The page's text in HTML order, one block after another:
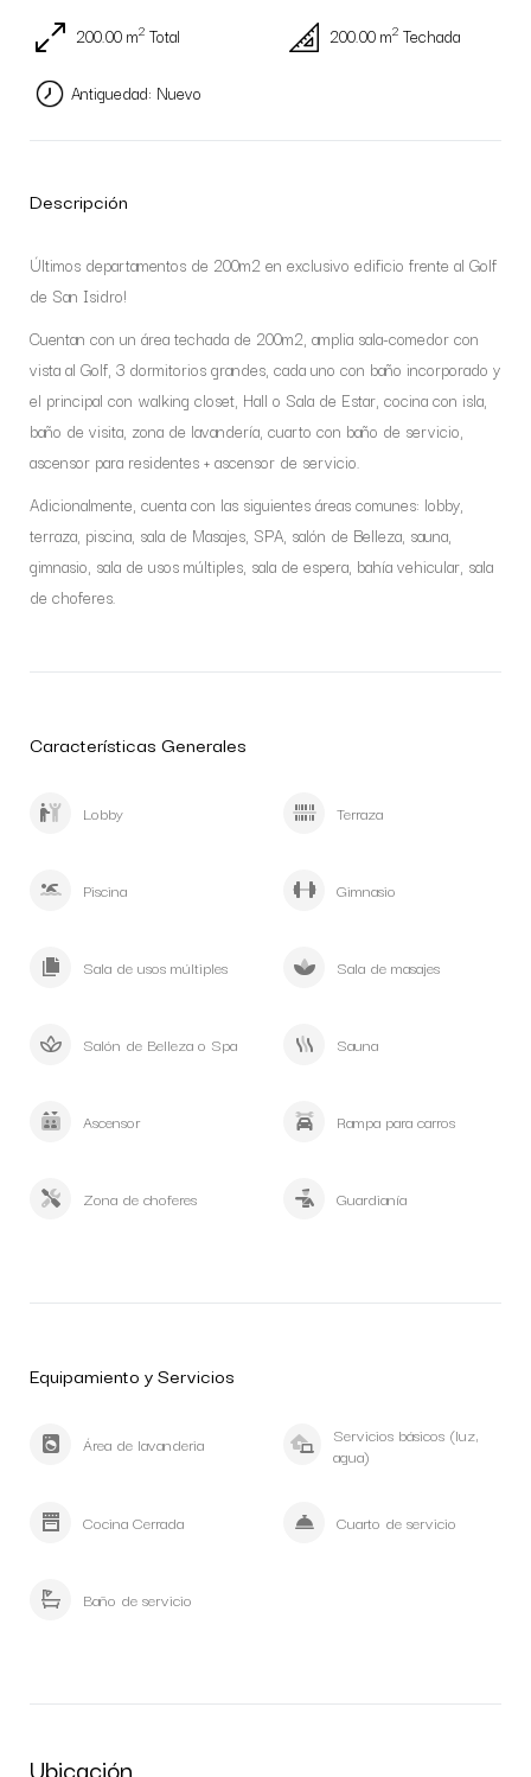
200.00 m2 Total 200.00 m2 Techada
Antiguedad: Nuevo
Descripción
Últimos departamentos de 200m2 en exclusivo edificio frente al Golf
de San Isidro!
Cuentan con un área techada de 200m2, amplia sala-comedor con
vista al Golf, 3 dormitorios grandes, cada uno con baño incorporado y
el principal con walking closet, Hall o Sala de Estar, cocina con isla,
baño de visita, zona de lavandería, cuarto con baño de servicio,
ascensor para residentes + ascensor de servicio.
Adicionalmente, cuenta con las siguientes áreas comunes: lobby,
terraza, piscina, sala de Masajes, SPA, salón de Belleza, sauna,
gimnasio, sala de usos múltiples, sala de espera, bahía vehicular, sala
de choferes.
Características Generales
Lobby Terraza
Piscina Gimnasio
Sala de usos múltiples Sala de masajes
Salón de Belleza o Spa Sauna
Ascensor Rampa para carros
Zona de choferes Guardianía
Equipamiento y Servicios
Área de lavanderia
Servicios básicos (luz,
agua)
Cocina Cerrada Cuarto de servicio
Baño de servicio
Ubicación